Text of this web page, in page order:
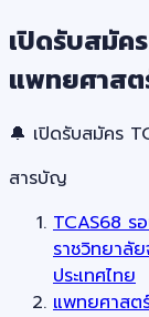
เปิดรับสมัค
แพทยศาสต
🔔 เปิดรับสมัคร
สารบัญ
TCAS68
ราชวิทยาลั
ประเทศไทย
แพทยศาส